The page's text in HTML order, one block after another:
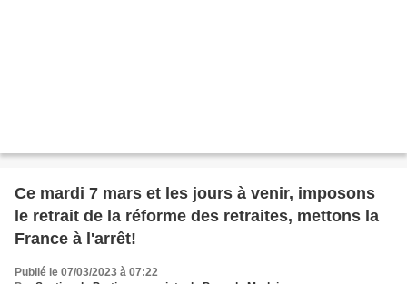
Ce mardi 7 mars et les jours à venir, imposons
le retrait de la réforme des retraites, mettons la
France à l'arrêt!
Publié le 07/03/2023 à 07:22